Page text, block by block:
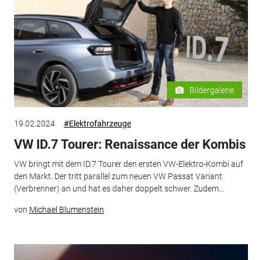
Bildergalerie
19.02.2024 #Elektrofahrzeuge
VW ID.7 Tourer: Renaissance der Kombis
VW bringt mit dem ID.7 Tourer den ersten VW-Elektro-Kombi auf
den Markt. Der tritt parallel zum neuen VW Passat Variant
(Verbrenner) an und hat es daher doppelt schwer. Zudem...
von Michael Blumenstein